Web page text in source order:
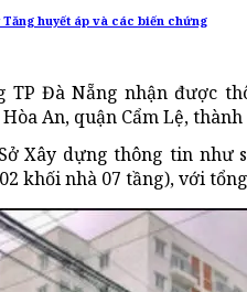
huyết áp và các biến chứng
TP Đà Nẵng nhận được
An, quận Cẩm Lệ,
Xây dựng thông tin như
khối nhà 07 tầng), với